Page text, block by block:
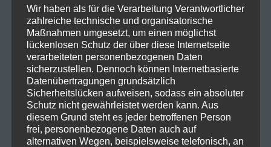
Links:
www.facebook.com/HBLOCKXofficial
www.instagram.com/hblockxofficial
Tags: H-Blockx, München, Zenith
0
Wir haben als für die Verarbeitung Verantwortlicher
zahlreiche technische und organisatorische
Maßnahmen umgesetzt, um einen möglichst
lückenlosen Schutz der über diese Internetseite
verarbeiteten personenbezogenen Daten
sicherzustellen. Dennoch können Internetbasierte
Datenübertragungen grundsätzlich
Sicherheitslücken aufweisen, sodass ein absoluter
Schutz nicht gewährleistet werden kann. Aus
diesem Grund steht es jeder betroffenen Person
frei, personenbezogene Daten auch auf
alternativen Wegen, beispielsweise telefonisch, an